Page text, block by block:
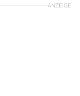
ANZEIGE